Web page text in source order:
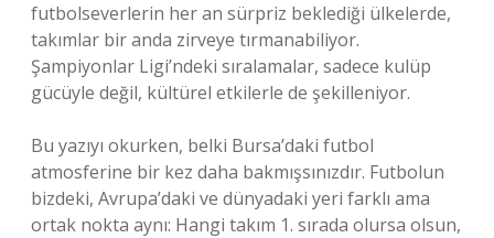
futbolseverlerin her an sürpriz beklediği ülkelerde,
takımlar bir anda zirveye tırmanabiliyor.
Şampiyonlar Ligi’ndeki sıralamalar, sadece kulüp
gücüyle değil, kültürel etkilerle de şekilleniyor.
Bu yazıyı okurken, belki Bursa’daki futbol
atmosferine bir kez daha bakmışsınızdır. Futbolun
bizdeki, Avrupa’daki ve dünyadaki yeri farklı ama
ortak nokta aynı: Hangi takım 1. sırada olursa olsun,